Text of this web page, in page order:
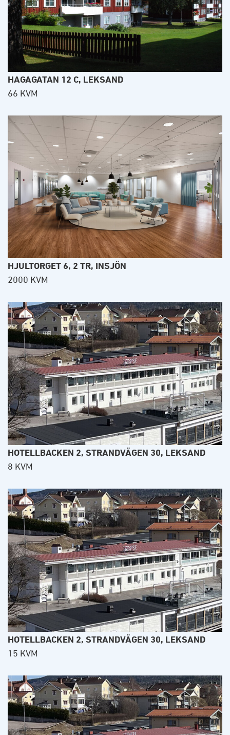
HAGAGATAN 12 C, LEKSAND
66 KVM
HJULTORGET 6, 2 TR, INSJÖN
2000 KVM
HOTELLBACKEN 2, STRANDVÄGEN 30, LEKSAND
8 KVM
HOTELLBACKEN 2, STRANDVÄGEN 30, LEKSAND
15 KVM